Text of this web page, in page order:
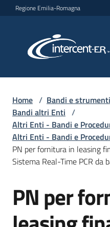
Vai al contenuto
Vai alla navigazione
Vai al footer
Regione Emilia-Romagna
per lo
L'Agenzia
Bandi
e
strumenti
di
Home / Bandi e
Bandi altri Enti /
Altri Enti - Bandi e
Altri Enti - Bandi e
PN per fornitura in leasing
Sistema Real-Time PCR da
Salta al contenuto
PN per